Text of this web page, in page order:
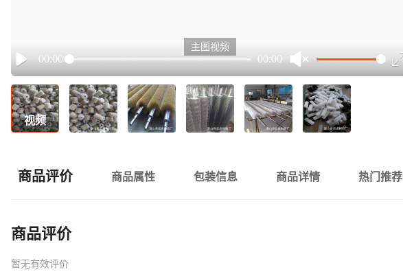
Play
00:00 00:00
主图视频
视频
商品评价 商品属性 包装信息 商品详情 热门推荐
商品评价
暂无有效评价